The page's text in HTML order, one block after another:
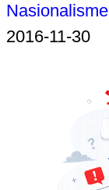
Nasionalisme
2016-11-30